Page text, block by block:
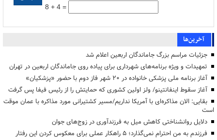
8 + 4 =
آخرین‌ها
جزئیات مراسم بزرگ جاماندگان اربعین اعلام شد
تمهیدات و ویژه برنامه‌های شهرداری برای پیاده روی جاماندگان اربعین در تهران
آغاز برنامه ملی پزشکی خانواده در ۲۰ شهر فاز دوم با حضور «پزشکیان»
آغاز سقوط اینفانتینو/ ولز اولین کشوری که حمایتش را از رئیس فیفا پس گرفت
بقایی: الان مذاکره‌ای با آمریکا نداریم/مسیر کشتیرانی مورد مذاکره با عمان موقت
است
دلایل روانشناختی کاهش میل به فرزندآوری در زوج‌های جوان
فرزندم به من احترام نمی‌گذارد؛ ۵ راهکار عملی برای معکوس کردن این رفتار